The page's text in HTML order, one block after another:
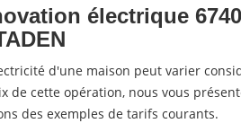
électrique
d'une maison peut varier
de cette opération, nous vous
des exemples de tarifs courants.